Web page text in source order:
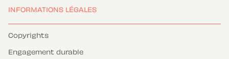
INFORMATIONS LÉGALES
Copyrights
Engagement durable